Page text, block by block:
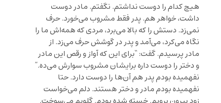
هیچ کدام را دوست نداشتم. نگفتم. مادر دوست
داشت، خواهر هم. پدر فقط مشروب می‌خورد. حرف
نمی‌زد. دستش را که بالا می‌برد، مردی که همه‌اش ما را
نگاه می‌کرد، می‌آمد و پدر در گوشش حرف می‌زد. از
مادر پرسیدم. گفت: “برای این که آواز و رقص این مادر
و دختر را دوست داره برایشان مشروب سوارش می‌ده.”
نفهمیده بودم پدر هم آن‌ها را دوست دارد. حتا
نفهمیده بودم مادر و دختر هستند. دلم می‌خواست